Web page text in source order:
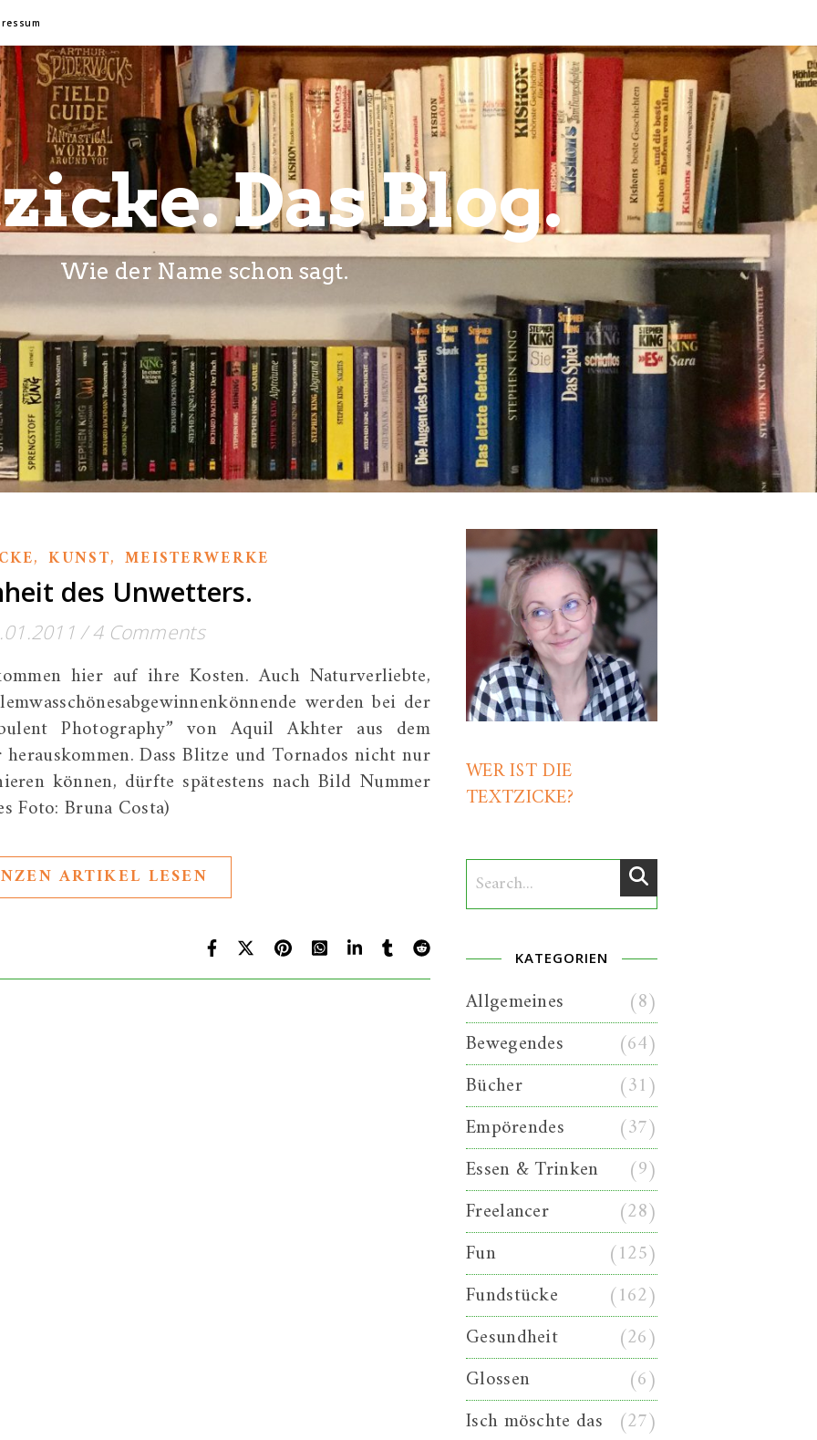
Das Blog.
Wie der Name schon sagt.
,KUNST, MEISTERWERKE
des Unwetters.
/ 4 Comments
hier auf ihre Kosten. Auch Naturverliebte,
werden bei der
Photography” von Aquil Akhter aus dem
Dass Blitze und Tornados nicht nur
können, dürfte spätestens nach Bild Nummer
Foto: Bruna Costa)
ARTIKEL LESEN
WER IST DIE
TEXTZICKE?
KATEGORIEN
Allgemeines
(8)
Bewegendes
(64)
Bücher
(31)
Empörendes
(37)
Essen & Trinken
(9)
Freelancer
(28)
Fun
(125)
Fundstücke
(162)
Gesundheit
(26)
Glossen
(6)
Isch möschte das (27)